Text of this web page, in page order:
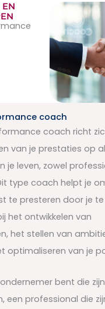
EN
coach
coach richt
van je prestaties op
je leven, zowel
type coach helpt je
te presteren door je te
het ontwikkelen van
het stellen van
optimaliseren van je
bent die
een professional die